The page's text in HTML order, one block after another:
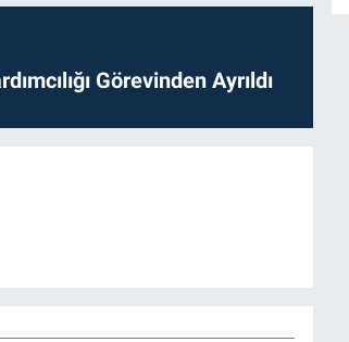
Görevinden Ayrıldı